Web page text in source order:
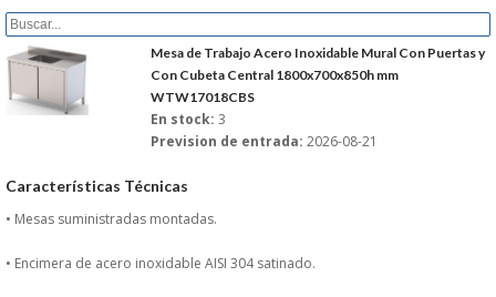
CATALOGOS
REFORMAS Y PROYECTOS
SERVICIO TECNICO
DONDE ESTAMOS
Mesa de Trabajo Acero Inoxidable Mural Con Puertas y
Con Cubeta Central 1800x700x850h mm
WTW17018CBS
En stock: 3
Prevision de entrada: 2026-08-21
Características Técnicas
• Mesas suministradas montadas.
• Encimera de acero inoxidable AISI 304 satinado.